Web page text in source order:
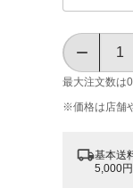
最大注文数は0
※価格は​店舗
基本送
5,000